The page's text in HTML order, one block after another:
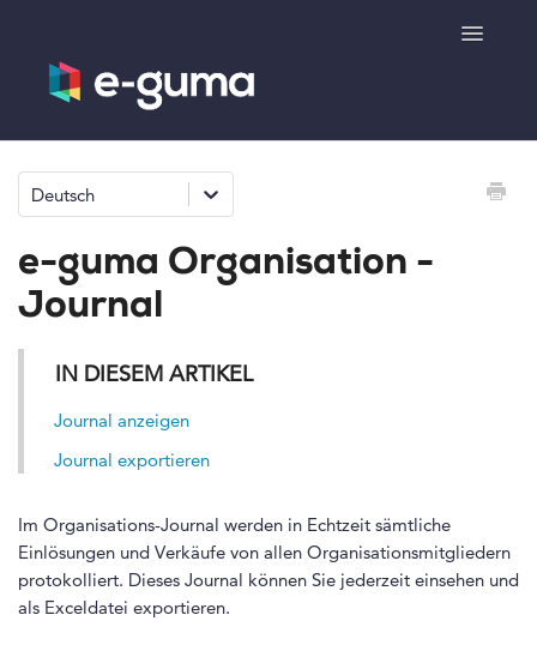
Toggle
Allgemeines
Deutsch
e-guma Organisation -
Journal
IN DIESEM ARTIKEL
Journal anzeigen
Journal exportieren
Im Organisations-Journal werden in Echtzeit sämtliche
Einlösungen und Verkäufe von allen Organisationsmitgliedern
protokolliert. Dieses Journal können Sie jederzeit einsehen und
als Exceldatei exportieren.